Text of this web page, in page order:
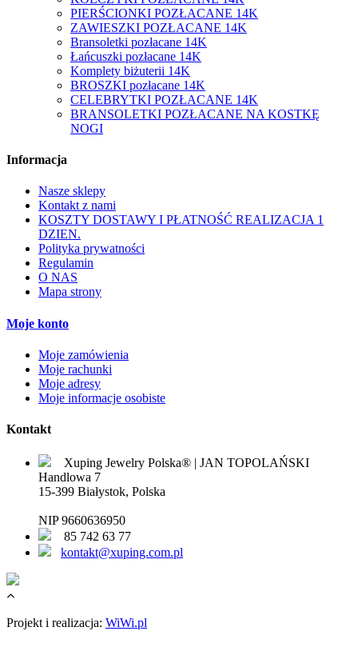
PIERŚCIONKI POZŁACANE 14K
ZAWIESZKI POZŁACANE 14K
Bransoletki pozłacane 14K
Łańcuszki pozłacane 14K
Komplety biżuterii 14K
BROSZKI pozłacane 14K
CELEBRYTKI POZŁACANE 14K
BRANSOLETKI POZŁACANE NA KOSTKĘ
NOGI
Informacja
Nasze sklepy
Kontakt z nami
KOSZTY DOSTAWY I PŁATNOŚĆ REALIZACJA 1
DZIEN.
Polityka prywatności
Regulamin
O NAS
Mapa strony
Moje konto
Moje zamówienia
Moje rachunki
Moje adresy
Moje informacje osobiste
Kontakt
Xuping Jewelry Polska® | JAN TOPOLAŃSKI
Handlowa 7
15-399 Białystok, Polska
NIP 9660636950
85 742 63 77
kontakt@xuping.com.pl
Projekt i realizacja: WiWi.pl